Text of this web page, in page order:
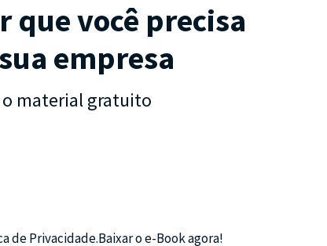
que você precisa
empresa
o material gratuito
Privacidade.Baixar o e-Book agora!